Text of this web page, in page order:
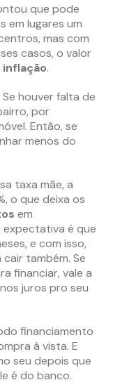
que pode
em lugares um
mas com
casos, o valor
inflação.
houver falta de
por
Então, se
menos do
taxa mãe, a
o que deixa os
em
expectativa é que
e com isso,
também. Se
financiar, vale a
juros pro seu
financiamento
à vista. E
seu depois que
é do banco.